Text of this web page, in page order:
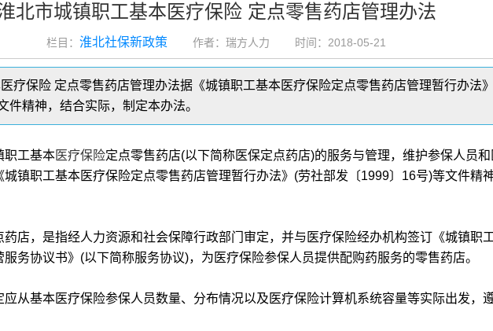
北市城镇职工基本医疗保险 定点零售药店管理办法
栏目： 淮北社保新政策 作者：瑞方人力 时间：2018-05-21
疗保险 定点零售药店管理办法据《城镇职工基本医疗保险定点零售药店管理暂行办法
件精神，结合实际，制定本办法。
职工基本医疗保险定点零售药店(以下简称医保定点药店)的服务与管理，维护参保人员
城镇职工基本医疗保险定点零售药店管理暂行办法》(劳社部发〔1999〕16号)等文件精
店，是指经人力资源和社会保障行政部门审定，并与医疗保险经办机构签订《城镇职
务协议书》(以下简称服务协议)，为医疗保险参保人员提供配购药服务的零售药店。
应从基本医疗保险参保人员数量、分布情况以及医疗保险计算机系统容量等实际出发，